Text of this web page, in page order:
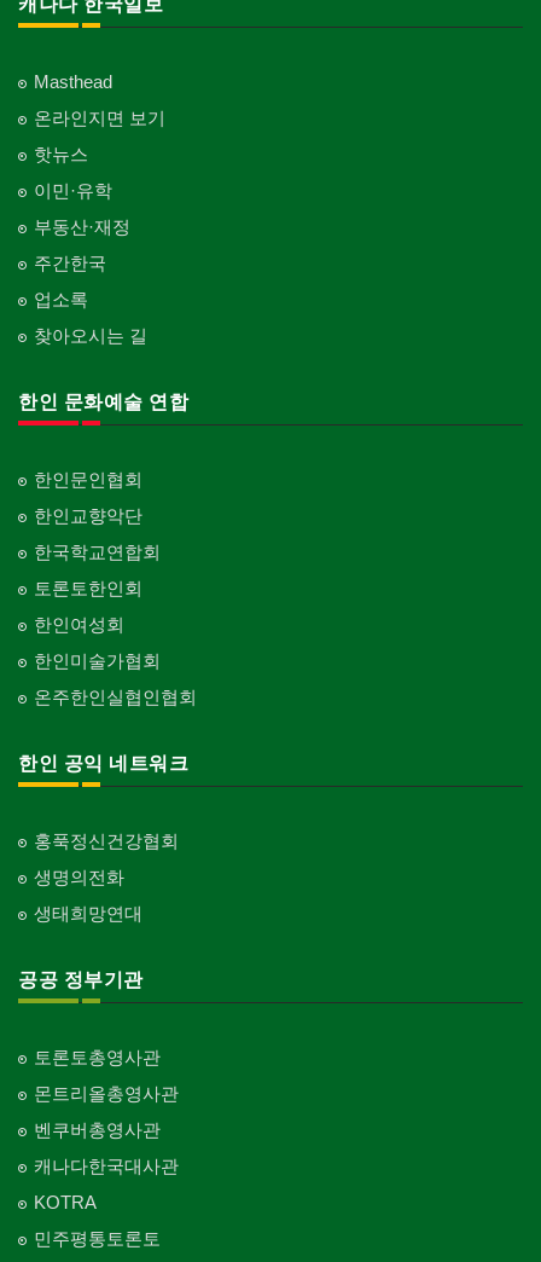
Masthead
온라인지면 보기
핫뉴스
이민·유학
부동산·재정
주간한국
업소록
찾아오시는 길
한인 문화예술 연합
한인문인협회
한인교향악단
한국학교연합회
토론토한인회
한인여성회
한인미술가협회
온주한인실협인협회
한인 공익 네트워크
홍푹정신건강협회
생명의전화
생태희망연대
공공 정부기관
토론토총영사관
몬트리올총영사관
벤쿠버총영사관
캐나다한국대사관
KOTRA
민주평통토론토